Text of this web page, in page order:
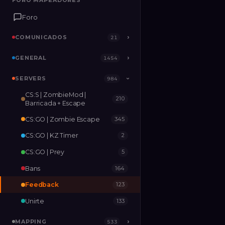
Foro
COMUNICADOS 21 ›
GENERAL 1454 ›
SERVERS 984 ›
MAPPING 533
RELEASES
Foro
COMUNICADOS 21 ›
GENERAL 1454 ›
SERVERS 984 ›
CS:S | ZombieMod |
Barricada + Escape
210
CS:GO | Zombie Escape 345
CS:GO | KZ Timer 2
CS:GO | Prey 5
Bans 164
Feedback 123
Unirte 133
MAPPING 533 ›